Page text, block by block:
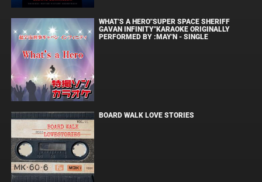
WHAT'S A HERO"SUPER SPACE SHERIFF
GAVAN INFINITY"KARAOKE ORIGINALLY
PERFORMED BY :MAY'N - SINGLE
BOARD WALK LOVE STORIES